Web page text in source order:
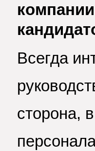
Всегда
сторона,